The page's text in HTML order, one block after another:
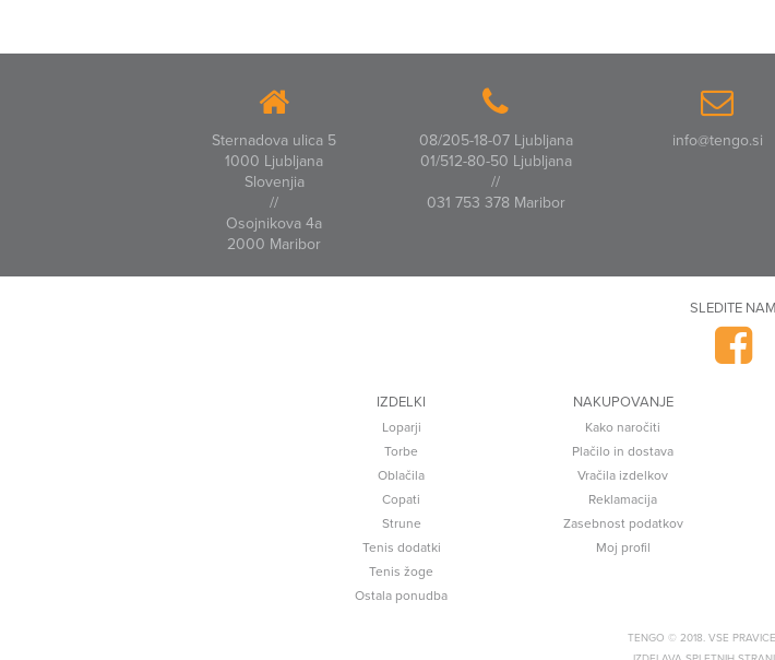
Sternadova ulica 5
1000 Ljubljana
Slovenjia
//
Osojnikova 4a
2000 Maribor
08/205-18-07 Ljubljana
01/512-80-50 Ljubljana
//
031 753 378 Maribor
info@tengo.si
SLEDITE NAM
IZDELKI
Loparji
Torbe
Oblačila
Copati
Strune
Tenis dodatki
Tenis žoge
Ostala ponudba
NAKUPOVANJE
Kako naročiti
Plačilo in dostava
Vračila izdelkov
Reklamacija
Zasebnost podatkov
Moj profil
TENGO © 2018. VSE